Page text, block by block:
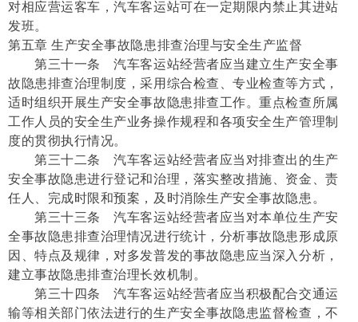
对相应营运客车，汽车客运站可在一定期限内禁止其进站
发班。
第五章 生产安全事故隐患排查治理与安全生产监督
第三十一条 汽车客运站经营者应当建立生产安全事
故隐患排查治理制度，采用综合检查、专业检查等方式，
适时组织开展生产安全事故隐患排查工作。重点检查所属
工作人员的安全生产业务操作规程和各项安全生产管理制
度的贯彻执行情况。
第三十二条 汽车客运站经营者应当对排查出的生产
安全事故隐患进行登记和治理，落实整改措施、资金、责
任人、完成时限和预案，及时消除生产安全事故隐患。
第三十三条 汽车客运站经营者应当对本单位生产安
全事故隐患排查治理情况进行统计，分析事故隐患形成原
因、特点及规律，对多发普发的事故隐患应当深入分析，
建立事故隐患排查治理长效机制。
第三十四条 汽车客运站经营者应当积极配合交通运
输等相关部门依法进行的生产安全事故隐患监督检查，不